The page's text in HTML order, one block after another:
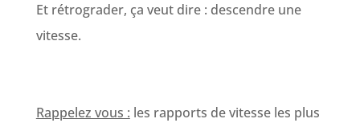
Et rétrograder, ça veut dire : descendre une
vitesse.
Rappelez vous : les rapports de vitesse les plus